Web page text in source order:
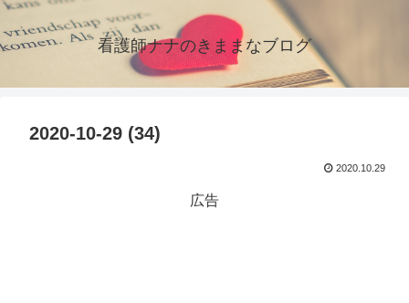
看護師ナナのきままなブログ
2020-10-29 (34)
2020.10.29
広告